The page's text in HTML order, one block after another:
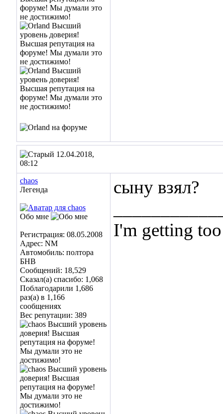
12.04.2018,
08:12
chaos
Легенда
Обо мне
Регистрация: 08.05.2008
Адрес: NM
Автомобиль: полтора
БНВ
Сообщений: 18,529
Сказал(а) спасибо: 1,068
Поблагодарили 1,686
раз(а) в 1,166
сообщениях
Вес репутации: 389
сыну взял?
I'm getting